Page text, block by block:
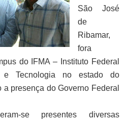
São José
de
Ribamar,
fora
do IFMA – Instituto Federal
e Tecnologia no estado do
presença do Governo Federal
se presentes diversas